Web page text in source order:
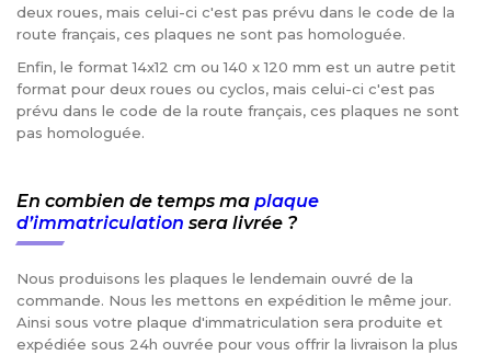
deux roues, mais celui-ci c'est pas prévu dans le code de la
route français, ces plaques ne sont pas homologuée.
Enfin, le format 14x12 cm ou 140 x 120 mm est un autre petit
format pour deux roues ou cyclos, mais celui-ci c'est pas
prévu dans le code de la route français, ces plaques ne sont
pas homologuée.
En combien de temps ma plaque
d’immatriculation sera livrée ?
Nous produisons les plaques le lendemain ouvré de la
commande. Nous les mettons en expédition le même jour.
Ainsi sous votre plaque d'immatriculation sera produite et
expédiée sous 24h ouvrée pour vous offrir la livraison la plus